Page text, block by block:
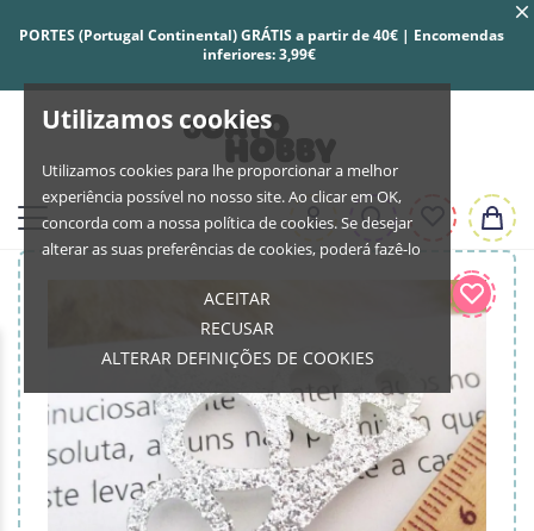
Utilizamos cookies
Utilizamos cookies para lhe proporcionar a melhor
experiência possível no nosso site. Ao clicar em OK,
concorda com a nossa política de cookies. Se desejar
alterar as suas preferências de cookies, poderá fazê-lo
ACEITAR
RECUSAR
ALTERAR DEFINIÇÕES DE COOKIES
PORTES (Portugal Continental) GRÁTIS a partir de 40€ | Encomendas
inferiores: 3,99€